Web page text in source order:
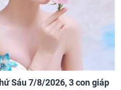
Sáu 7/8/2026, 3 con giáp